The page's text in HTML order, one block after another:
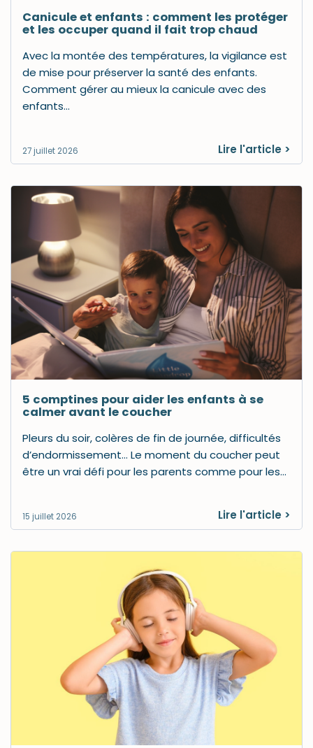
Canicule et enfants : comment les protéger
et les occuper quand il fait trop chaud
27 juillet 2026
Avec la montée des températures, la vigilance est
de mise pour préserver la santé des enfants.
Comment gérer au mieux la canicule avec des
enfants…
Lire l'article >
5 comptines pour aider les enfants à se
calmer avant le coucher
15 juillet 2026
Pleurs du soir, colères de fin de journée, difficultés
d’endormissement… Le moment du coucher peut
être un vrai défi pour les parents comme pour les…
Lire l'article >